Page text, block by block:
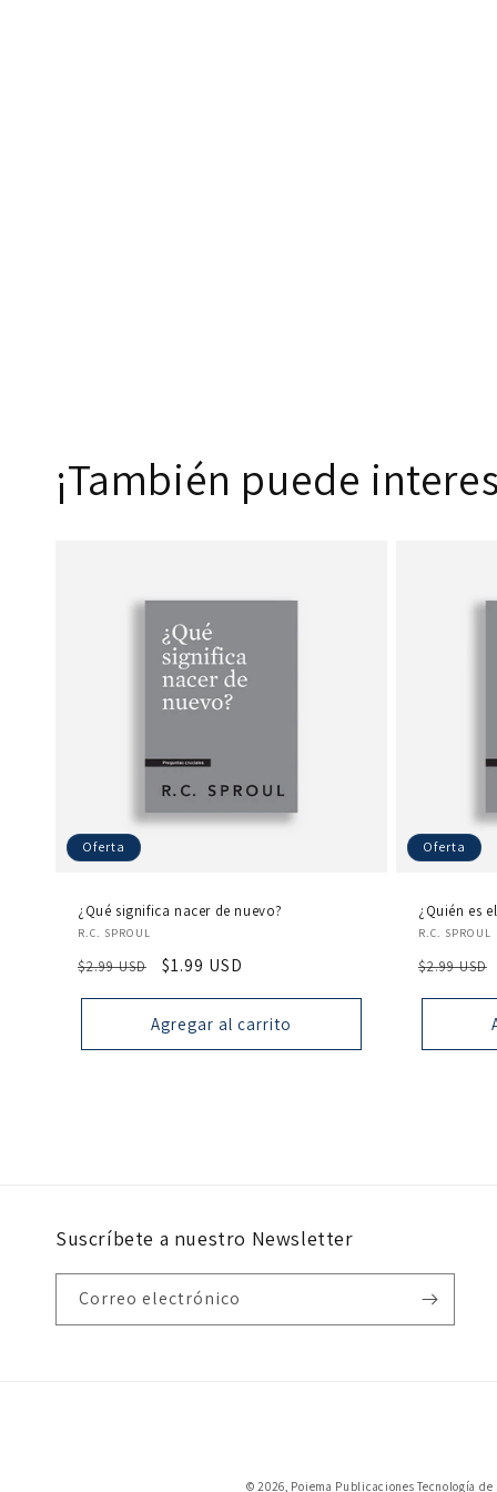
¡También puede
Oferta
¿Qué significa nacer de nuevo?
Proveedor:
R.C. SPROUL
Precio
$2.99 USD
Precio
oferta
$1.99 USD
Agregar al carrito
Oferta
¿Quién es
Proveedor:
R.C. SPROUL
Precio
$2.99 USD
Suscríbete a nuestro Newsletter
Correo electrónico
© 2026, Poiema Publicaciones Tecnología